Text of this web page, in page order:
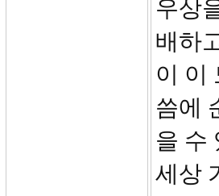
우상
배하
이 이
씀에
을 수
세상